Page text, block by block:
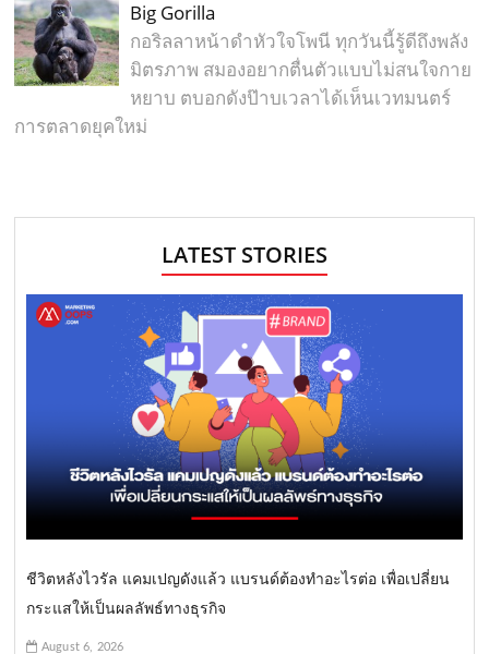
Big Gorilla
กอริลลาหน้าดำหัวใจโพนี ทุกวันนี้รู้ดีถึงพลัง
มิตรภาพ สมองอยากตื่นตัวแบบไม่สนใจกาย
หยาบ ตบอกดังป๊าบเวลาได้เห็นเวทมนตร์
การตลาดยุคใหม่
LATEST STORIES
ชีวิตหลังไวรัล แคมเปญดังแล้ว แบรนด์ต้องทำอะไรต่อ เพื่อเปลี่ยน
กระแสให้เป็นผลลัพธ์ทางธุรกิจ
August 6, 2026